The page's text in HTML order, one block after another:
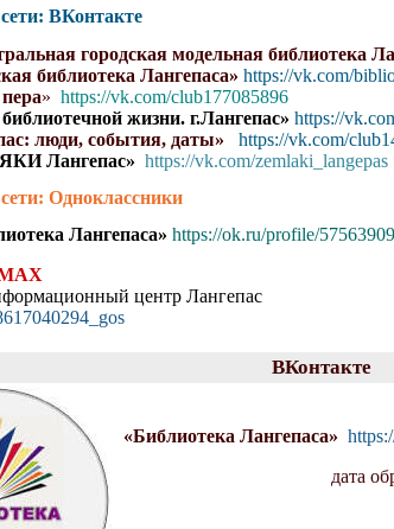
ВКонтакте
городская модельная библиотека
библиотека Лангепаса» https://vk.com/
» https://vk.com/club177085896
жизни. г.Лангепас» https://
люди, события, даты»
https://vk.com/
Лангепас» https://vk.com/zemlaki_langepas
Одноклассники
Лангепаса» https://ok.ru/profile/
МАХ
центр Лангепас
ВКонтакте
«Библиотека Лангепаса»
дата